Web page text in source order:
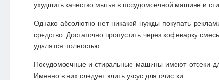
ухудшить качество мытья в посудомоечной машине и
Однако абсолютно нет никакой нужды покупать
средство. Достаточно пропустить через кофеварку
удалятся полностью.
Посудомоечные и стиральные машины имеют отсеки
Именно в них следует влить уксус для очистки.